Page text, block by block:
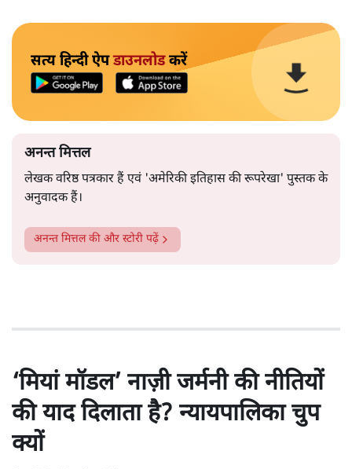
सत्य हिन्दी ऐपडाउनलोडकरें
अनन्त मित्तल
लेखक वरिष्ठ पत्रकार हैं एवं 'अमेरिकी इतिहास की रूपरेखा' पुस्तक के
अनुवादक हैं।
अनन्त मित्तलकी और स्टोरी पढ़ें
‘मियां मॉडल’ नाज़ी जर्मनी की नीतियों
की याद दिलाता है? न्यायपालिका चुप
क्यों